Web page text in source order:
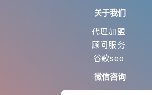
关于我们
代理加盟
顾问服务
谷歌seo
微信咨询